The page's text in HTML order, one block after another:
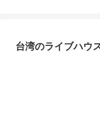
台湾のライブハウ